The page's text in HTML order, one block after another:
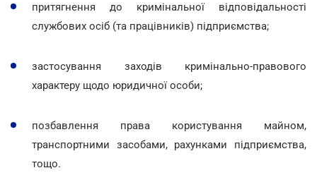
притягнення до кримінальної відповідальності
службових осіб (та працівників) підприємства;
застосування заходів кримінально-правового
характеру щодо юридичної особи;
позбавлення права користування майном,
транспортними засобами, рахунками підприємства,
тощо.